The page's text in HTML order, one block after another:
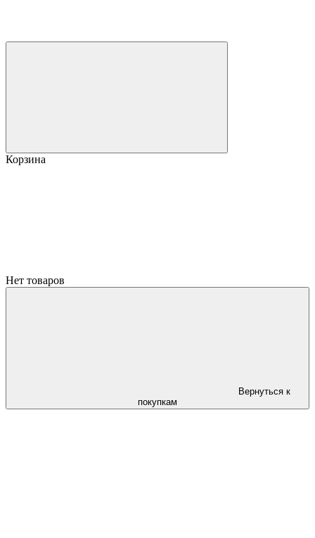
Корзина
Нет товаров
Вернуться к
покупкам